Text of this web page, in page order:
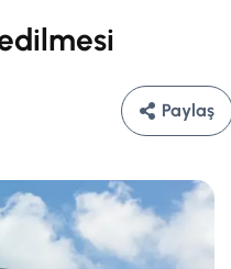
Paylaş